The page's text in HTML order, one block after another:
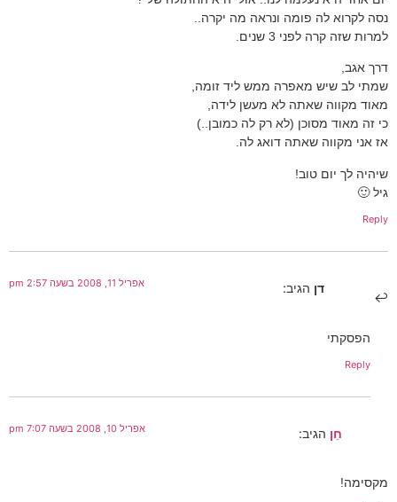
נסה לקרוא לה פומה ונראה מה יקרה..
למרות שזה קרה לפני 3 שנים.
דרך אגב,
שמתי לב שיש מאפרה ממש ליד זומה,
מאוד מקווה שאתה לא מעשן לידה,
כי זה מאוד מסוכן (לא רק לה כמובן..)
אז אני מקווה שאתה דואג לה.
שיהיה לך יום טוב!
גיל 🙂
Reply
דן הגיב: אפריל 11, 2008 בשעה 2:57 pm
הפסקתי
Reply
חֵן הגיב: אפריל 10, 2008 בשעה 7:07 pm
מקסימה!